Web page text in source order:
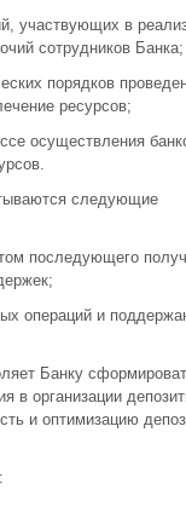
участвующих в
сотрудников Банка;
порядков
ресурсов;
осуществления
следующие
последующего
операций и
Банку
в организации
и оптимизацию